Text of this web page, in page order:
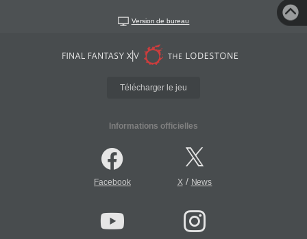
Version de bureau
Télécharger le jeu
Informations officielles
Facebook X/ News